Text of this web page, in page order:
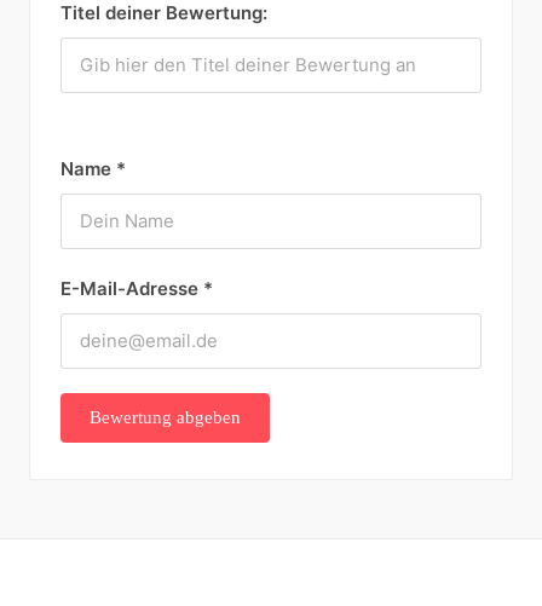
Name *
E-Mail-Adresse *
Titel deiner Bewertung: